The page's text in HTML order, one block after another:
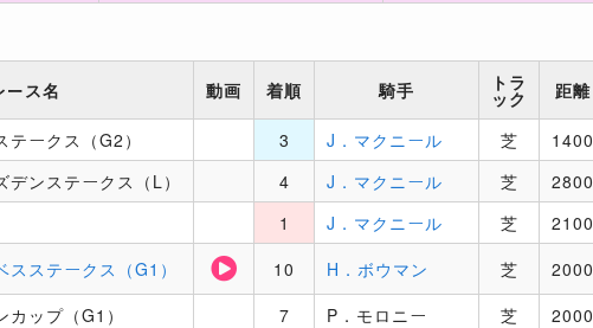
ース名 動画 着順 騎手 トラ
ック 距離
ークス（G2） 3 J．マクニール 芝 1400
ンステークス（L） 4 J．マクニール 芝 2800
1 J．マクニール 芝 2100
ステークス（G1） 10 H．ボウマン 芝 2000
ップ（G1） 7 P．モロニー 芝 2000